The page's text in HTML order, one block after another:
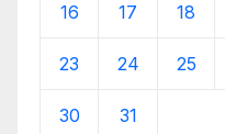
16 17 18
23 24 25
30 31